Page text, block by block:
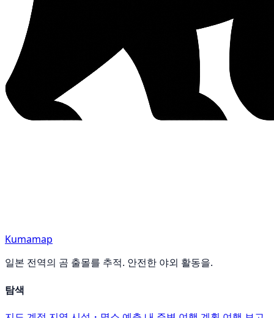
Kumamap
일본 전역의 곰 출몰를 추적. 안전한 야외 활동을.
탐색